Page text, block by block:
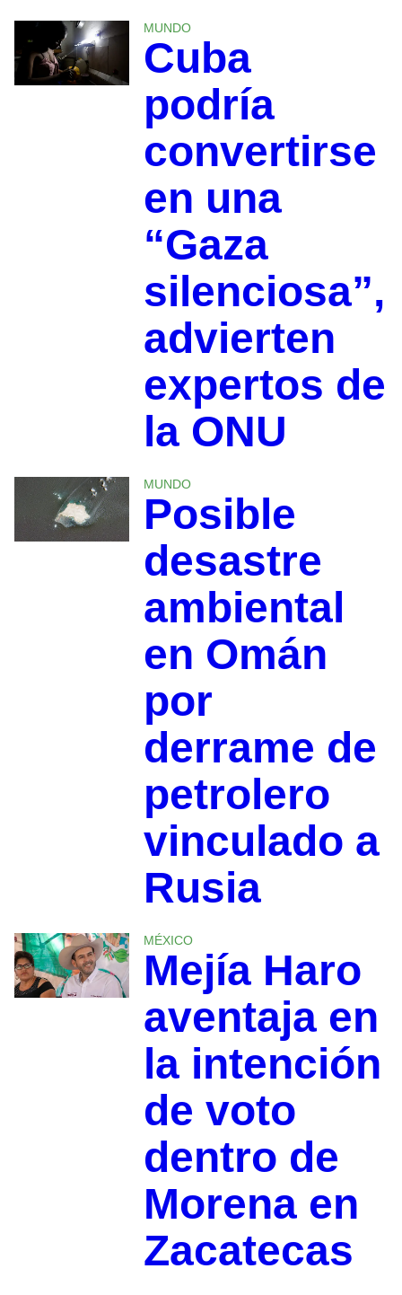
MUNDO
Cuba
podría
convertirse
en una
“Gaza
silenciosa”,
advierten
expertos de
la ONU
MUNDO
Posible
desastre
ambiental
en Omán
por
derrame de
petrolero
vinculado a
Rusia
MÉXICO
Mejía Haro
aventaja en
la intención
de voto
dentro de
Morena en
Zacatecas